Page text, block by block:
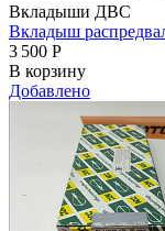
Вкладыши ДВС
Вкладыш
3 500 Р
В корзину
Добавлено